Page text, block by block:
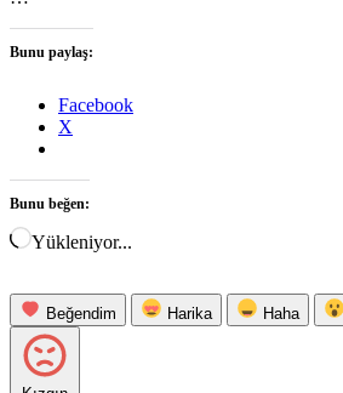
Bunu paylaş:
Facebook
X
Bunu beğen:
Yükleniyor...
Beğendim Harika Haha